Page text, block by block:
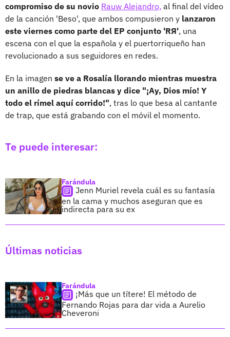
compromiso de su novio Rauw Alejandro, al final del vídeo
de la canción 'Beso', que ambos compusieron y lanzaron
este viernes como parte del EP conjunto 'RЯ', una
escena con el que la española y el puertorriqueño han
revolucionado a sus seguidores en redes.
En la imagen se ve a Rosalía llorando mientras muestra
un anillo de piedras blancas y dice "¡Ay, Dios mío! Y
todo el rímel aquí corrido!", tras lo que besa al cantante
de trap, que está grabando con el móvil el momento.
Te puede interesar:
Farándula
Jenn Muriel revela cuál es su fantasía
en la cama y muchos aseguran que es
indirecta para su ex
Últimas noticias
Farándula
¡Más que un títere! El método de
Fernando Rojas para dar vida a Aurelio
Cheveroni